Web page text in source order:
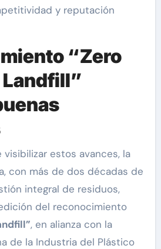
y reputación
“Zero
Landfill”
estos avances, la
con más de dos décadas de
integral de residuos,
del reconocimiento
, en alianza con la
de la Industria del Plástico